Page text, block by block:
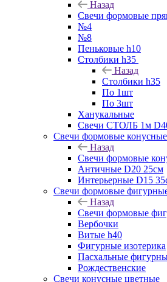
Назад
Свечи формовые
№4
№8
Пеньковые h10
Столбики h35
Назад
Столбики h35
По 1шт
По 3шт
Ханукальные
Свечи СТОЛБ 1м
Свечи формовые конусные
Назад
Свечи формовые
Античные D20 25см
Интерьерные D15
Свечи формовые
Назад
Свечи формовые
Вербочки
Витые h40
Фигурные изотерика
Пасхальные
Рождественские
Свечи конусные цветные